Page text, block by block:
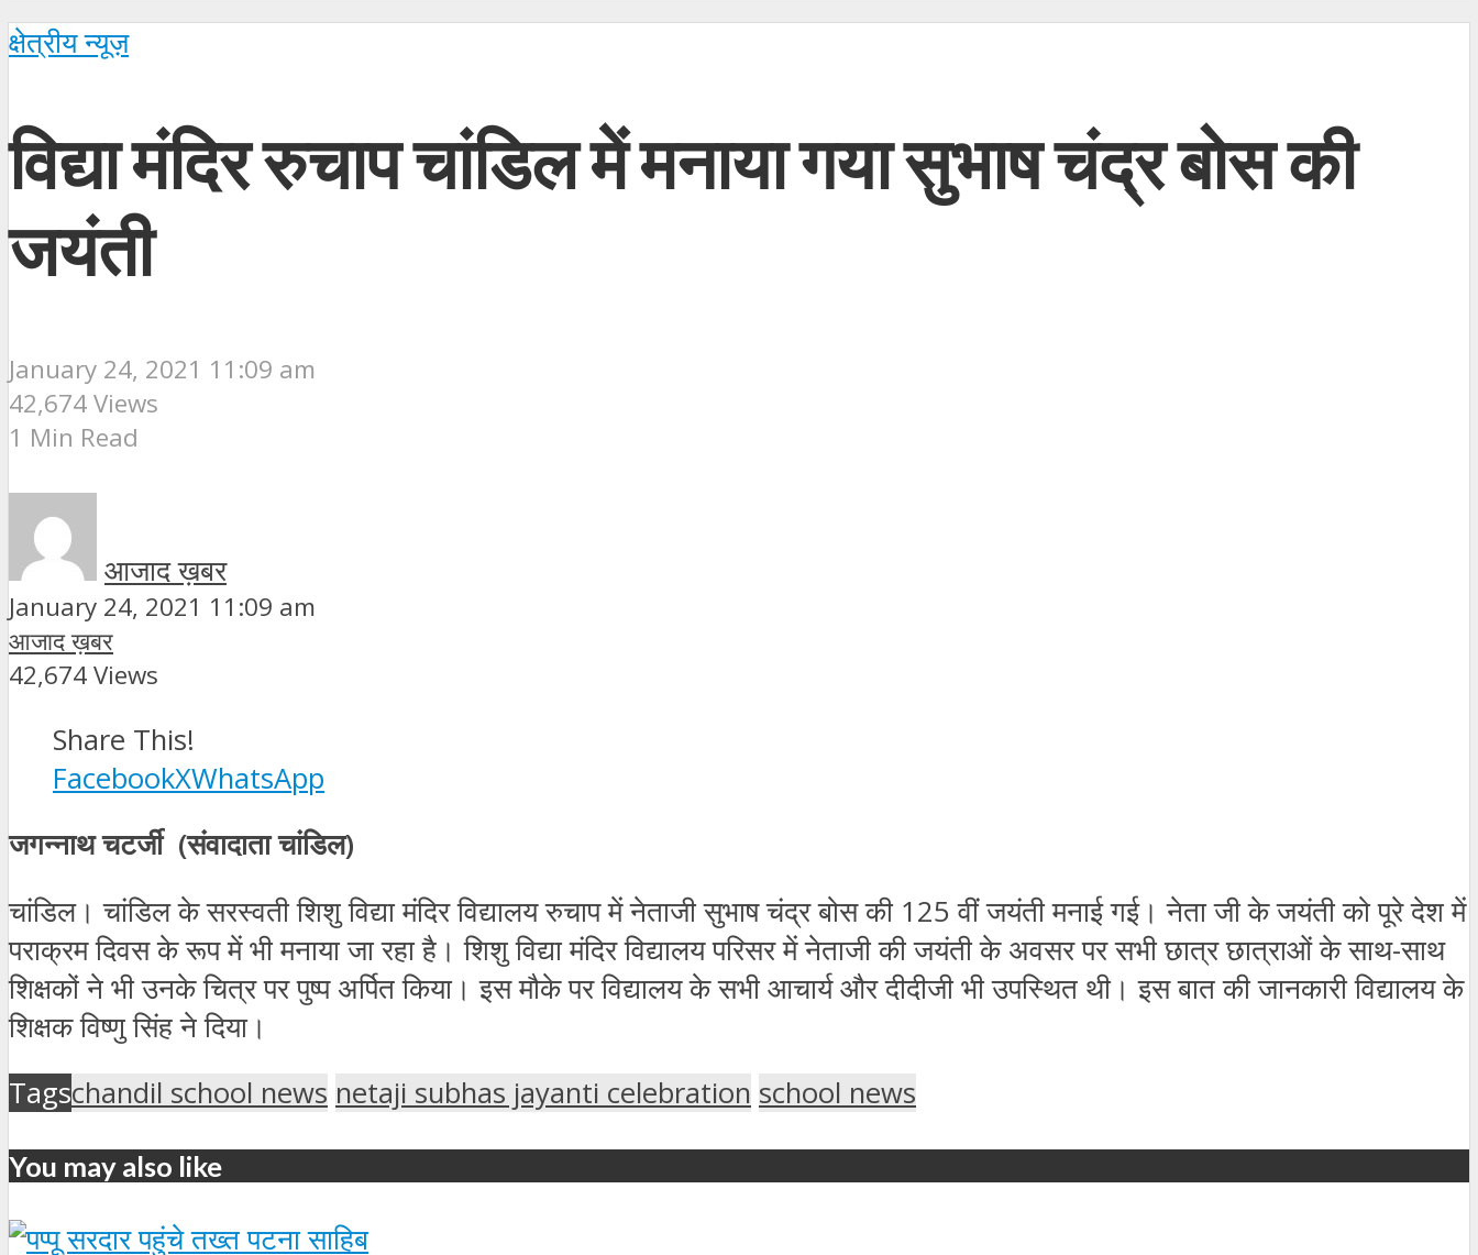
क्षेत्रीय न्यूज़
विद्या मंदिर रुचाप चांडिल में मनाया गया सुभाष चंद्र बोस की
जयंती
January 24, 2021 11:09 am
42,674 Views
1 Min Read
आजाद ख़बर
January 24, 2021 11:09 am
आजाद ख़बर
42,674 Views
Share This!
FacebookXWhatsApp
जगन्नाथ चटर्जी (संवादाता चांडिल)
चांडिल। चांडिल के सरस्वती शिशु विद्या मंदिर विद्यालय रुचाप में नेताजी सुभाष चंद्र बोस की 125 वीं जयंती मनाई गई। नेता जी के जयंती को पूरे देश में
पराक्रम दिवस के रूप में भी मनाया जा रहा है। शिशु विद्या मंदिर विद्यालय परिसर में नेताजी की जयंती के अवसर पर सभी छात्र छात्राओं के साथ-साथ
शिक्षकों ने भी उनके चित्र पर पुष्प अर्पित किया। इस मौके पर विद्यालय के सभी आचार्य और दीदीजी भी उपस्थित थी। इस बात की जानकारी विद्यालय के
शिक्षक विष्णु सिंह ने दिया।
Tagschandil school news netaji subhas jayanti celebration school news
You may also like